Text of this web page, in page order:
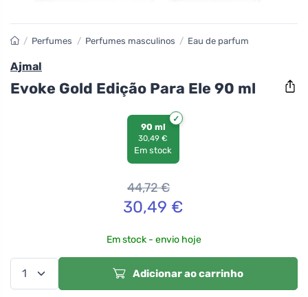
/ Perfumes / Perfumes masculinos / Eau de parfum
Ajmal
Evoke Gold Edição Para Ele 90 ml
90 ml
30,49 €
Em stock
44,72€
30,49 €
Em stock - envio hoje
Adicionar ao carrinho